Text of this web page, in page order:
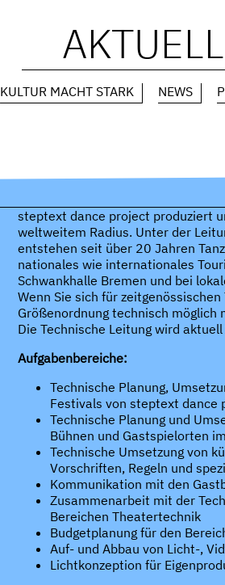
AKTUELL
KULTUR MACHT STARK NEWS
steptext dance project produziert
weltweitem Radius. Unter der
entstehen seit über 20 Jahren
nationales wie internationales
Schwankhalle Bremen und bei
Wenn Sie sich für
Größenordnung technisch möglich
Die Technische Leitung wird
Aufgabenbereiche:
Technische Planung,
Festivals von steptext dance
Technische Planung und
Bühnen und Gastspielorten
Technische Umsetzung von
Vorschriften, Regeln und
Kommunikation mit den
Zusammenarbeit mit der
Bereichen Theatertechnik
Budgetplanung für den
Auf- und Abbau von Licht-,
Lichtkonzeption für